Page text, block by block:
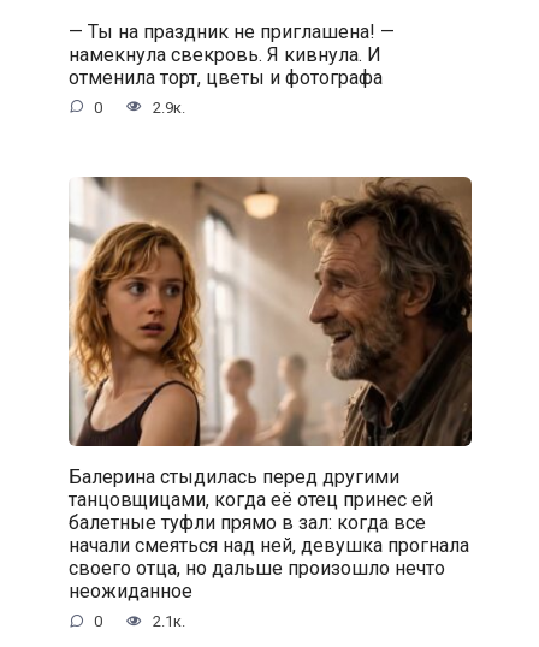
— Ты на праздник не приглашена! —
намекнула свекровь. Я кивнула. И
отменила торт, цветы и фотографа
0 2.9к.
Балерина стыдилась перед другими
танцовщицами, когда её отец принес ей
балетные туфли прямо в зал: когда все
начали смеяться над ней, девушка прогнала
своего отца, но дальше произошло нечто
неожиданное
0 2.1к.